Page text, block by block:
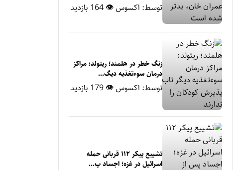
توسط: اکسوس👁 164 بازدید
زنگ خطر در هلمند؛ ریتولد: مراکز
درمان سوءتغذیه دیگ...
توسط: اکسوس👁 179 بازدید
تشییع پیکر ۱۱۲ قربانی حمله
اسرائیل در غزه؛ اجساد پ...